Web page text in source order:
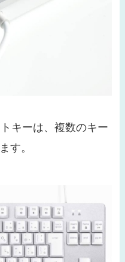
キーは、複数のキー
す。